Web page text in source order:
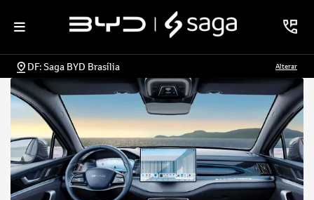
DF: Saga BYD Brasília Alterar